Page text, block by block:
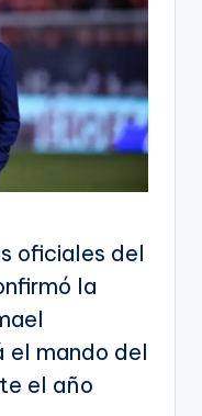
oficiales del
la
el mando del
el año